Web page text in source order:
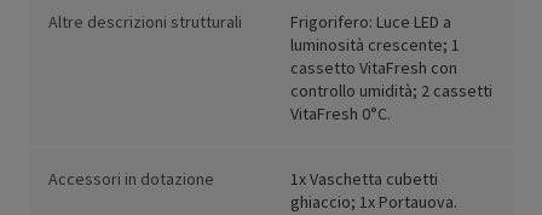
Altre descrizioni strutturali
Frigorifero: Luce LED a
luminosità crescente; 1
cassetto VitaFresh con
controllo umidità; 2 cassetti
VitaFresh 0°C.
Accessori in dotazione
1x Vaschetta cubetti
ghiaccio; 1x Portauova.